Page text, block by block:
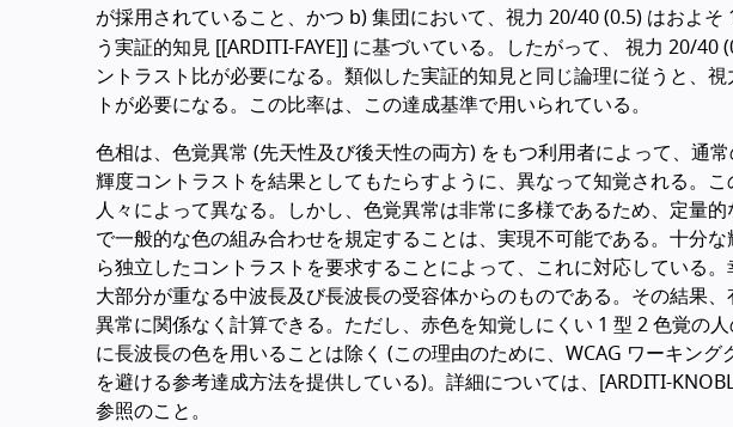
が採用されていること、かつ b) 集団において、視力 20/40 (0.5) はおよ
う実証的知見 [[ARDITI-FAYE]] に基づいている。したがって、 視力 20/40
ントラスト比が必要になる。類似した実証的知見と同じ論理に従うと、
トが必要になる。この比率は、この達成基準で用いられている。
色相は、色覚異常 (先天性及び後天性の両方) をもつ利用者によって、通
輝度コントラストを結果としてもたらすように、異なって知覚される。
人々によって異なる。しかし、色覚異常は非常に多様であるため、定量
で一般的な色の組み合わせを規定することは、実現不可能である。十分
ら独立したコントラストを要求することによって、これに対応している
大部分が重なる中波長及び長波長の受容体からのものである。その結果
異常に関係なく計算できる。ただし、赤色を知覚しにくい 1 型 2 色覚の
に長波長の色を用いることは除く (この理由のために、WCAG ワーキン
を避ける参考達成方法を提供している)。詳細については、[ARDITI-
参照のこと。